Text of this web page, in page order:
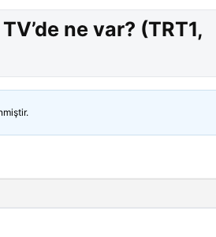
ne var? (TRT1,